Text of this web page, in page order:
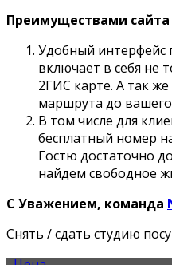
Преимуществами
Удобный интерфейс
включает в себя не
2ГИС карте. А так
маршрута до
В том числе для
бесплатный номер
Гостю достаточно
найдем свободное
С Уважением, команда
Снять / сдать студию